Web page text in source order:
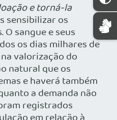
e torná-la
sensibilizar os
sangue e seus
os dias milhares de
valorização do
natural que os
e haverá também
a demanda não
registrados